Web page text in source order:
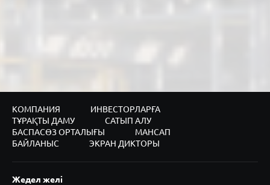
КОМПАНИЯ
ИНВЕСТОРЛАРҒА
ТҰРАҚТЫ ДАМУ
САТЫП АЛУ
БАСПАСӨЗ ОРТАЛЫҒЫ
МАНСАП
БАЙЛАНЫС
ЭКРАН ДИКТОРЫ
Жедел желі